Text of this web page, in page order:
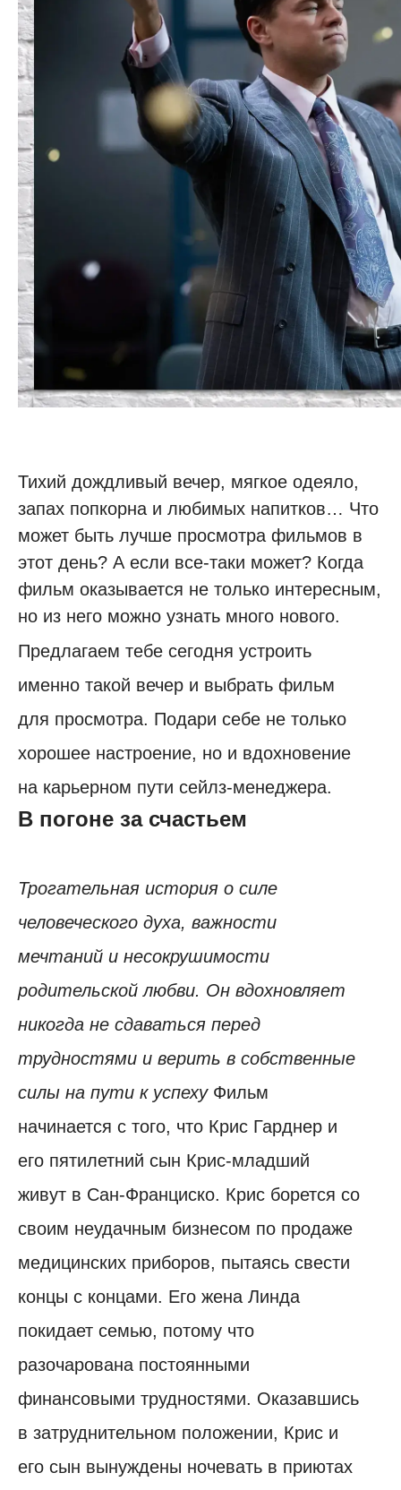
Тихий дождливый вечер, мягкое одеяло,
запах попкорна и любимых напитков… Что
может быть лучше просмотра фильмов в
этот день? А если все-таки может? Когда
фильм оказывается не только интересным,
но из него можно узнать много нового.
Предлагаем тебе сегодня устроить
именно такой вечер и выбрать фильм
для просмотра. Подари себе не только
хорошее настроение, но и вдохновение
на карьерном пути сейлз-менеджера.
В погоне за счастьем
Трогательная история о силе
человеческого духа, важности
мечтаний и несокрушимости
родительской любви. Он вдохновляет
никогда не сдаваться перед
трудностями и верить в собственные
силы на пути к успеху Фильм
начинается с того, что Крис Гарднер и
его пятилетний сын Крис-младший
живут в Сан-Франциско. Крис борется со
своим неудачным бизнесом по продаже
медицинских приборов, пытаясь свести
концы с концами. Его жена Линда
покидает семью, потому что
разочарована постоянными
финансовыми трудностями. Оказавшись
в затруднительном положении, Крис и
его сын вынуждены ночевать в приютах